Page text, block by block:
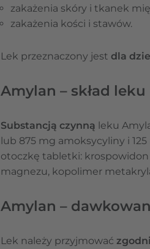
zakażenia skóry i tkanek
zakażenia kości i stawów.
Lek przeznaczony jest dla
Amylan – skład leku
Substancją czynną leku
lub 875 mg amoksycyliny i
otoczkę tabletki:
magnezu, kopolimer
Amylan –
Lek należy przyjmować